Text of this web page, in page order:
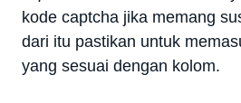
kode captcha jika memang
dari itu pastikan untuk
yang sesuai dengan kolom.